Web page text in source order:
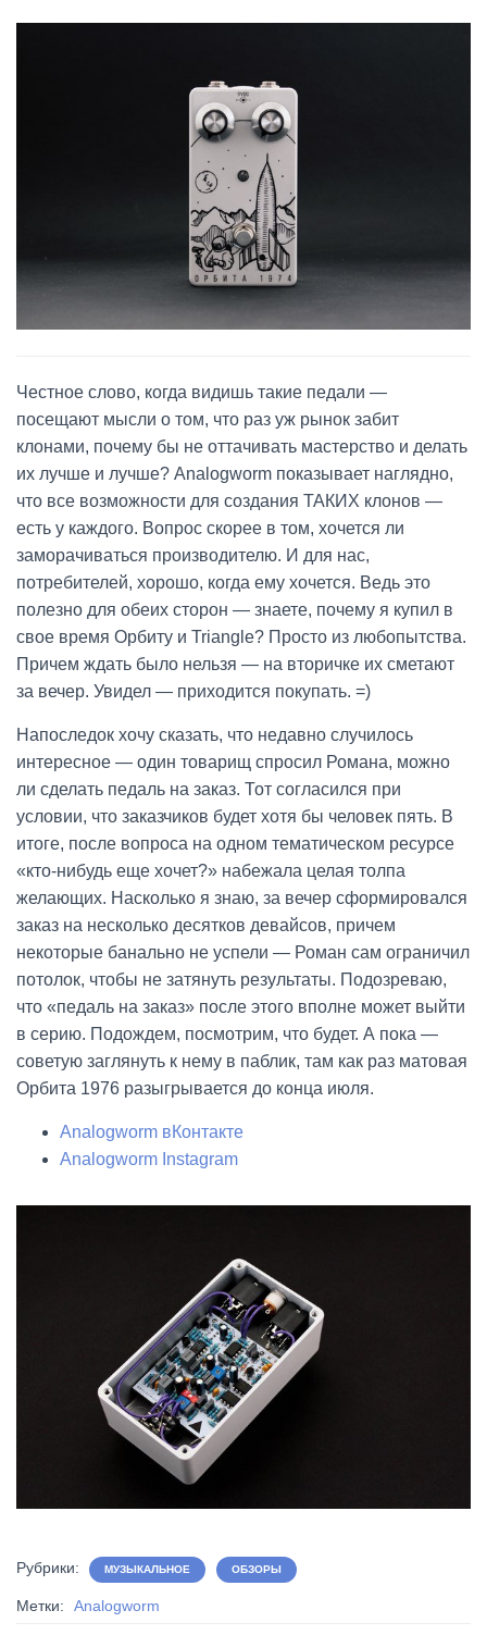
Честное слово, когда видишь такие педали —
посещают мысли о том, что раз уж рынок забит
клонами, почему бы не оттачивать мастерство и делать
их лучше и лучше? Analogworm показывает наглядно,
что все возможности для создания ТАКИХ клонов —
есть у каждого. Вопрос скорее в том, хочется ли
заморачиваться производителю. И для нас,
потребителей, хорошо, когда ему хочется. Ведь это
полезно для обеих сторон — знаете, почему я купил в
свое время Орбиту и Triangle? Просто из любопытства.
Причем ждать было нельзя — на вторичке их сметают
за вечер. Увидел — приходится покупать. =)
Напоследок хочу сказать, что недавно случилось
интересное — один товарищ спросил Романа, можно
ли сделать педаль на заказ. Тот согласился при
условии, что заказчиков будет хотя бы человек пять. В
итоге, после вопроса на одном тематическом ресурсе
«кто-нибудь еще хочет?» набежала целая толпа
желающих. Насколько я знаю, за вечер сформировался
заказ на несколько десятков девайсов, причем
некоторые банально не успели — Роман сам ограничил
потолок, чтобы не затянуть результаты. Подозреваю,
что «педаль на заказ» после этого вполне может выйти
в серию. Подождем, посмотрим, что будет. А пока —
советую заглянуть к нему в паблик, там как раз матовая
Орбита 1976 разыгрывается до конца июля.
Analogworm вКонтакте
Analogworm Instagram
Рубрики: МУЗЫКАЛЬНОЕ ОБЗОРЫ
Метки: Analogworm